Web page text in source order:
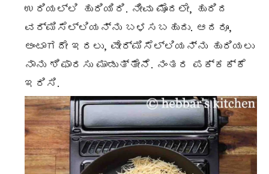
ಉರಿಯಲ್ಲಿ ಹುರಿಯಿರಿ. ನೀವು ಮೊದಲೇ, ಹುರಿದ
ವರ್ಮಿಸೆಲ್ಲಿಯನ್ನು ಬಳಸಬಹುದು. ಆದರೂ,
ಅಂಟಾಗದೇ ಇರಲು, ವೇರ್ಮಿಸೆಲ್ಲಿಯನ್ನು ಹುರಿಯಲು
ನಾನು ಶಿಫಾರಸು ಮಾಡುತ್ತೇನೆ. ನಂತರ ಪಕ್ಕಕ್ಕೆ
ಇರಿಸಿ.